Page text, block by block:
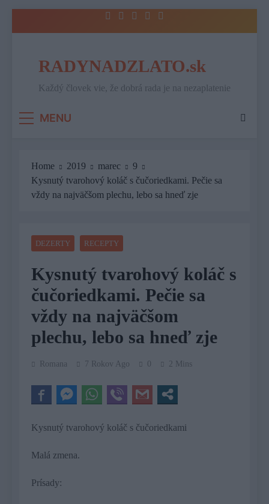
RADYNADZLATO.sk
Každý človek vie, že dobrá rada je na nezaplatenie
MENU
Home 2019 marec
9
Kysnutý tvarohový koláč s čučoriedkami. Pečie sa
vždy na najväčšom plechu, lebo sa hneď zje
DEZERTY RECEPTY
Kysnutý tvarohový koláč s
čučoriedkami. Pečie sa
vždy na najväčšom
plechu, lebo sa hneď zje
Romana 7 Rokov Ago 0 2 Mins
Kysnutý tvarohový koláč s čučoriedkami
Malá zmena.
Prísady: